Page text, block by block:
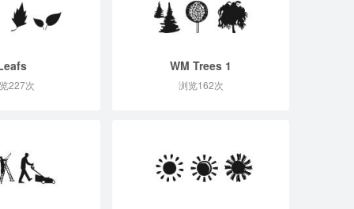
227次
WM Trees 1
浏览162次